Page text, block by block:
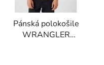
Pánská polokošile
WRANGLER